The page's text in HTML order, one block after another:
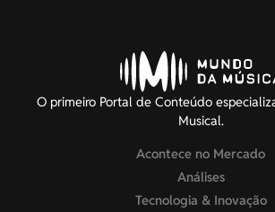
O primeiro Portal de Conteúdo
Musical.
Acontece no Mercado
Análises
Tecnologia & Inovação